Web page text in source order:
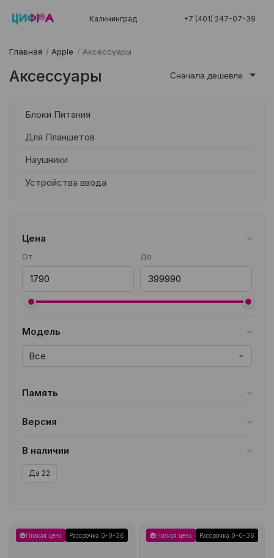
Калининград +7 (401) 247-07-39
Главная / Apple / Аксессуары
Аксессуары Сначала дешевле
Блоки Питания
Для Планшетов
Наушники
Устройства ввода
Цена
От До
Модель
Все
Память
Версия
Все
В наличии
Да 22
Низкая цена Рассрочка 0-0-36 Низкая цена Рассрочка 0-0-36